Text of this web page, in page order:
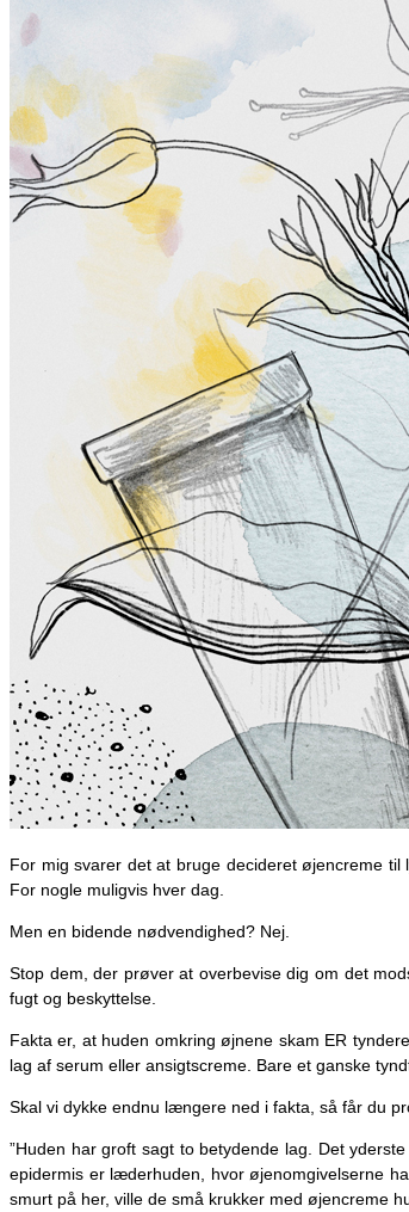
For mig svarer det at bruge decideret øjencreme
For nogle muligvis hver dag.
Men en bidende nødvendighed? Nej.
Stop dem, der prøver at overbevise dig om det
fugt og beskyttelse.
Fakta er, at huden omkring øjnene skam ER
lag af serum eller ansigtscreme. Bare et ganske
Skal vi dykke endnu længere ned i fakta, så får du
”Huden har groft sagt to betydende lag. Det
epidermis er læderhuden, hvor øjenomgivelserne
smurt på her, ville de små krukker med øjencreme